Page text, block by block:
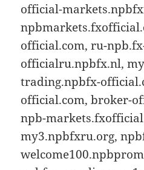
official-
official.com, ru-
officialru.npbfx.nl,
trading.npbfx-
official.com, broker-
npb-
my3.npbfxru.org,